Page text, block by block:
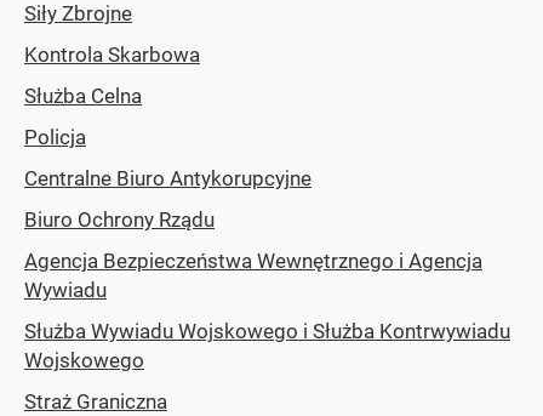
Siły Zbrojne
Kontrola Skarbowa
Służba Celna
Policja
Centralne Biuro Antykorupcyjne
Biuro Ochrony Rządu
Agencja Bezpieczeństwa Wewnętrznego i Agencja
Wywiadu
Służba Wywiadu Wojskowego i Służba Kontrwywiadu
Wojskowego
Straż Graniczna